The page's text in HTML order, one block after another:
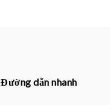
Đường dẫn nhanh